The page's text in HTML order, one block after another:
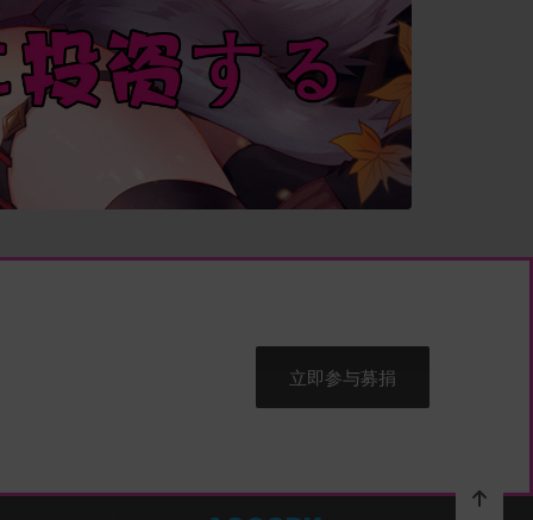
立即参与募捐